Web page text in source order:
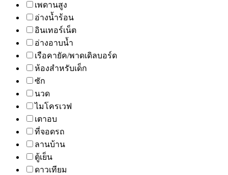
เพดานสูง
อ่างน้ำร้อน
อินเทอร์เน็ต
อ่างอาบน้ำ
เรือคายัค/พาดเดิลบอร์ด
ห้องสำหรับเด็ก
ซัก
นวด
ไมโครเวฟ
เตาอบ
ที่จอดรถ
ลานบ้าน
ตู้เย็น
ดาวเทียม